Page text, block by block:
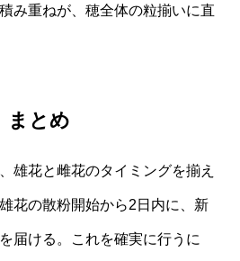
み重ねが、穂全体の粒揃いに直
まとめ
雄花と雌花のタイミングを揃え
花の散粉開始から2日内に、新
届ける。これを確実に行うに